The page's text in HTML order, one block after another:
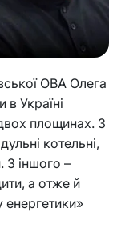
ОВА Олега
Україні
площинах. З
котельні,
З іншого –
а отже й
енергетики»